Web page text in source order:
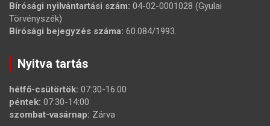
Bírósági nyilvántartási szám: 04-02-0001028 (Gyulai
Törvényszék)
Bírósági bejegyzés száma: 60.084/1993.
Nyitva tartás
hétfő-csütörtök: 07:30-16:00
péntek: 07:30-14:00
szombat-vasárnap: Zárva